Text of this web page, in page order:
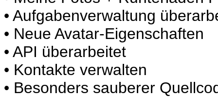
• Aufgabenverwaltung
• Neue Avatar-Eigenschaften
• API überarbeitet
• Kontakte verwalten
• Besonders sauberer